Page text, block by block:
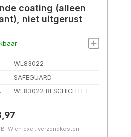
coating (alleen
niet uitgerust
WL83022
SAFEGUARD
WL83022 BESCHICHTET
en excl. verzendkosten